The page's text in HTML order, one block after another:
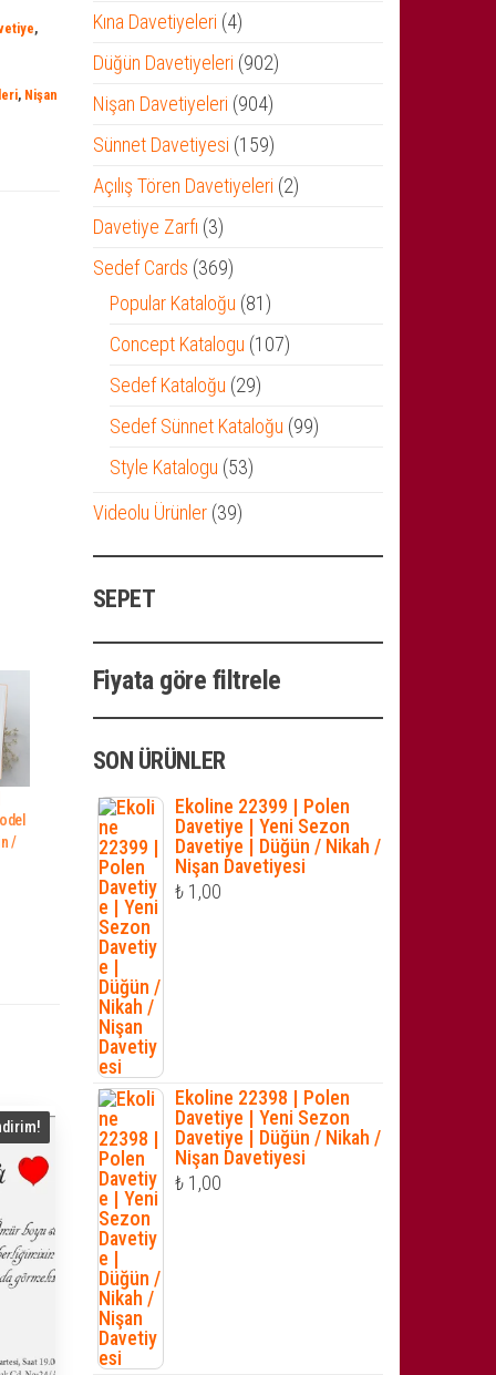
,
, Nişan
/
Kına Davetiyeleri 44
ürün
Düğün Davetiyeleri 902902
ürün
Nişan Davetiyeleri 904904
ürün
Sünnet Davetiyesi 159159
ürün
Açılış Tören Davetiyeleri 22
Davetiye Zarfı 33
ürün
Sedef Cards 369369
ürün
Popular Kataloğu 8181
ürün
Concept Katalogu 107107
Sedef Kataloğu 2929
ürün
Sedef Sünnet Kataloğu 9999
Style Katalogu 5353
Videolu Ürünler 3939
SEPET
Fiyata göre filtrele
SON ÜRÜNLER
Ekoline 22399 | Polen
Davetiye | Yeni Sezon
Davetiye | Düğün / Nikah /
Nişan Davetiyesi
₺1,00
Ekoline 22398 | Polen
Davetiye | Yeni Sezon
Davetiye | Düğün / Nikah /
Nişan Davetiyesi
₺1,00